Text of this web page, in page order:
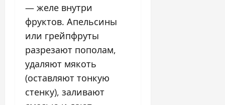
— желе внутри
фруктов. Апельсины
или грейпфруты
разрезают пополам,
удаляют мякоть
(оставляют тонкую
стенку), заливают